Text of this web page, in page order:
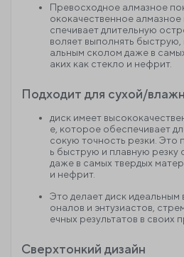
Превосходное алмазное
ококачественное
спечивает длительную
воляет выполнять
альным сколом даже в
аких как стекло и нефрит.
Подходит для сухой/
диск имеет
е, которое обеспечивает
сокую точность резки. Это
ь быструю и плавную резку
даже в самых твердых
и нефрит.
Это делает диск
оналов и энтузиастов,
ечных результатов в своих
Сверхтонкий дизайн